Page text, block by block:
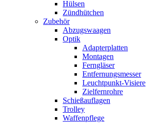
Hülsen
Zündhütchen
Zubehör
Abzugswaagen
Optik
Adapterplatten
Montagen
Ferngläser
Entfernungsmesser
Leuchtpunkt-Visiere
Zielfernrohre
Schießauflagen
Trolley
Waffenpflege